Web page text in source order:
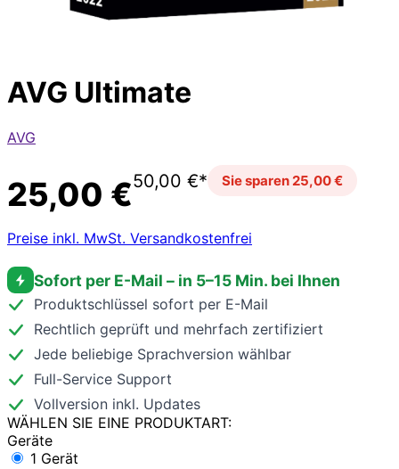
AVG Ultimate
AVG
25,00 €50,00 €* Sie sparen 25,00 €
Preise inkl. MwSt. Versandkostenfrei
Sofort per E-Mail – in 5–15 Min. bei Ihnen
Produktschlüssel sofort per E-Mail
Rechtlich geprüft und mehrfach zertifiziert
Jede beliebige Sprachversion wählbar
Full-Service Support
Vollversion inkl. Updates
WÄHLEN SIE EINE PRODUKTART:
Geräte
1 Gerät